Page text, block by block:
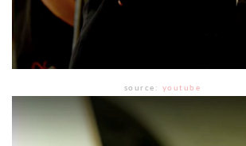
source: youtube